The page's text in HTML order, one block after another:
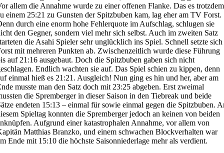
allem die Annahme wurde zu einer offenen Flanke. Das es trotzdem
einem 25:21 zu Gunsten der Spitzbuben kam, lag eher am TV Forst.
durch eine enorm hohe Fehlerquote im Aufschlag, schlugen sie
den Gegner, sondern viel mehr sich selbst. Auch im zweiten Satz
die Asahi Spieler sehr unglücklich ins Spiel. Schnell setzte sich
mit mehreren Punkten ab. Zwischenzeitlich wurde diese Führung
auf 21:16 ausgebaut. Doch die Spitzbuben gaben sich nicht
Endlich wachten sie auf. Das Spiel schien zu kippen, denn
einmal hieß es 21:21. Ausgleich! Nun ging es hin und her, aber am
musste man den Satz doch mit 23:25 abgeben. Erst zweimal
die Spremberger in dieser Saison in den Tiebreak und beide
endeten 15:13 – einmal für sowie einmal gegen die Spitzbuben.
Spieltag konnten die Spremberger jedoch an keinen von beiden
Aufgrund einer katastrophalen Annahme, vor allem von
Matthias Branzko, und einem schwachen Blockverhalten war
Ende mit 15:10 die höchste Saisonniederlage mehr als verdient.